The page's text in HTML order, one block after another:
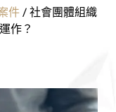
件/社會團體組織
作？